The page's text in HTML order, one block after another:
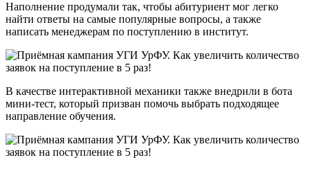
Наполнение продумали так, чтобы абитуриент мог легко
найти ответы на самые популярные вопросы, а также
написать менеджерам по поступлению в институт.
В качестве интерактивной механики также внедрили в бота
мини-тест, который призван помочь выбрать подходящее
направление обучения.